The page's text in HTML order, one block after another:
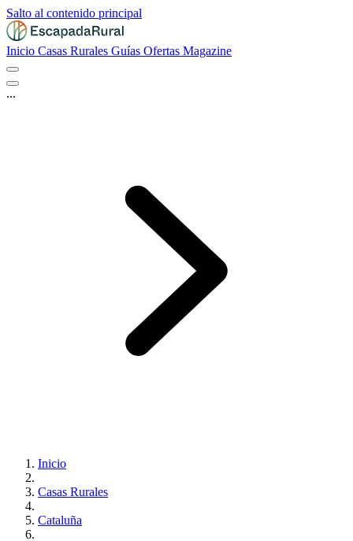
Salto al contenido principal
Inicio Casas Rurales Guías Ofertas Magazine
...
Inicio
Casas Rurales
Cataluña